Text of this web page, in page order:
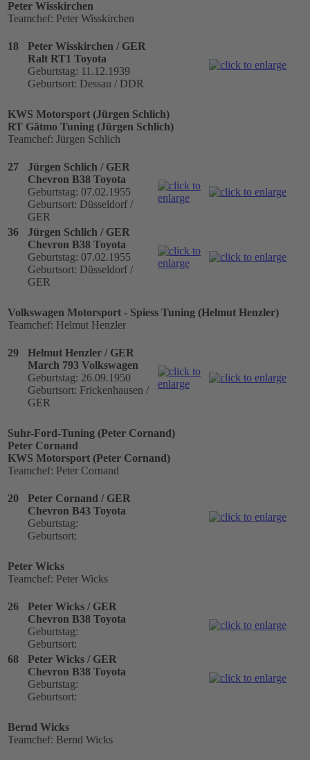
Peter Wisskirchen
Teamchef: Peter Wisskirchen
18
Peter Wisskirchen / GER
Ralt RT1 Toyota
Geburtstag: 11.12.1939
Geburtsort: Dessau / DDR
KWS Motorsport (Jürgen Schlich)
RT Gätmo Tuning (Jürgen Schlich)
Teamchef: Jürgen Schlich
27
Jürgen Schlich / GER
Chevron B38 Toyota
Geburtstag: 07.02.1955
Geburtsort: Düsseldorf /
GER
36
Jürgen Schlich / GER
Chevron B38 Toyota
Geburtstag: 07.02.1955
Geburtsort: Düsseldorf /
GER
Volkswagen Motorsport - Spiess Tuning (Helmut Henzler)
Teamchef: Helmut Henzler
29
Helmut Henzler / GER
March 793 Volkswagen
Geburtstag: 26.09.1950
Geburtsort: Frickenhausen /
GER
Suhr-Ford-Tuning (Peter Cornand)
Peter Cornand
KWS Motorsport (Peter Cornand)
Teamchef: Peter Cornand
20
Peter Cornand / GER
Chevron B43 Toyota
Geburtstag:
Geburtsort:
Peter Wicks
Teamchef: Peter Wicks
26
Peter Wicks / GER
Chevron B38 Toyota
Geburtstag:
Geburtsort:
68
Peter Wicks / GER
Chevron B38 Toyota
Geburtstag:
Geburtsort:
Bernd Wicks
Teamchef: Bernd Wicks